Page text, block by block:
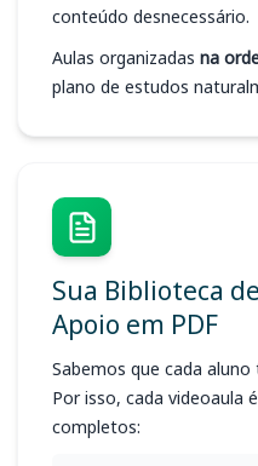
conteúdo desnecessário.
Aulas organizadas na
plano de estudos
Sua Biblioteca de
Apoio em PDF
Sabemos que cada
Por isso, cada videoaula
completos: